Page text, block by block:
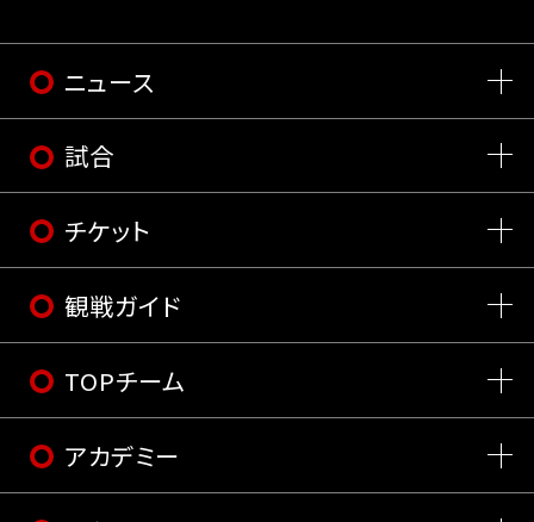
ニュース
試合
チケット
観戦ガイド
TOPチーム
アカデミー